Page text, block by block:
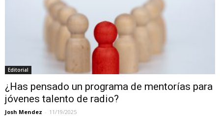
Editorial
¿Has pensado un programa de mentorías para
jóvenes talento de radio?
Josh Mendez - 11/19/2025